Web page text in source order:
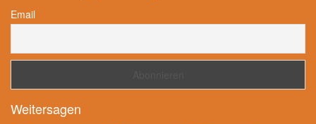
Email
Weitersagen